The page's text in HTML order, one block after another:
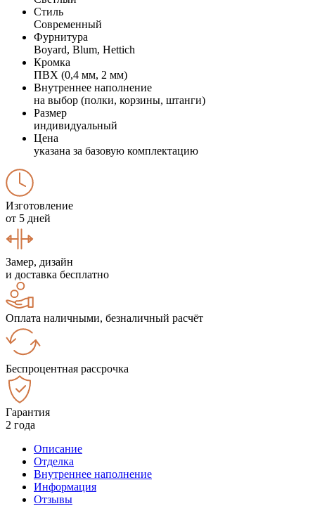
Стиль
Современный
Фурнитура
Boyard, Blum, Hettich
Кромка
ПВХ (0,4 мм, 2 мм)
Внутреннее наполнение
на выбор (полки, корзины, штанги)
Размер
индивидуальный
Цена
указана за базовую комплектацию
Изготовление
от 5 дней
Замер, дизайн
и доставка бесплатно
Оплата наличными, безналичный расчёт
Беспроцентная рассрочка
Гарантия
2 года
Описание
Отделка
Внутреннее наполнение
Информация
Отзывы